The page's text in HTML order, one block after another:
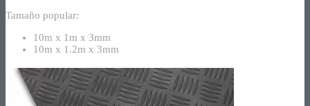
Tamaño popular:
10m x 1m x 3mm
10m x 1.2m x 3mm